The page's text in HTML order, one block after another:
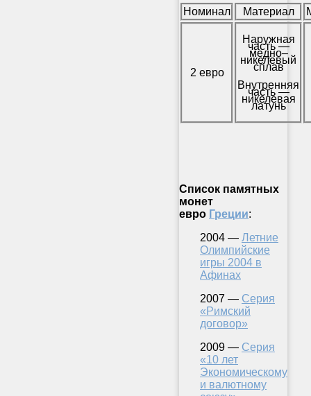
Номинал Материал
2 евро
Наружная
часть —
медно–
никелевый
сплав
Внутренняя
часть —
никелевая
латунь
Список памятных
монет
евро Греции:
2004 — Летние
Олимпийские
игры 2004 в
Афинах
2007 — Серия
«Римский
договор»
2009 — Серия
«10 лет
Экономическому
и валютному